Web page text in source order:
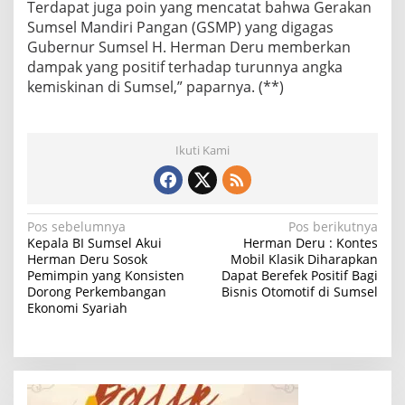
Terdapat juga poin yang mencatat bahwa Gerakan
Sumsel Mandiri Pangan (GSMP) yang digagas
Gubernur Sumsel H. Herman Deru memberkan
dampak yang positif terhadap turunnya angka
kemiskinan di Sumsel,” paparnya. (**)
Ikuti Kami
N
a
v
i
a
s
Pos sebelumnya
Kepala BI Sumsel Akui
Herman Deru Sosok
Pemimpin yang Konsisten
Dorong Perkembangan
Ekonomi Syariah
Pos berikutnya
Herman Deru : Kontes
Mobil Klasik Diharapkan
Dapat Berefek Positif Bagi
Bisnis Otomotif di Sumsel